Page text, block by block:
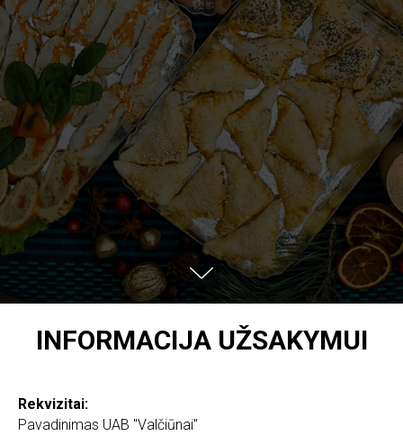
INFORMACIJA UŽSAKYMUI
Rekvizitai:
Pavadinimas UAB "Valčiūnai"